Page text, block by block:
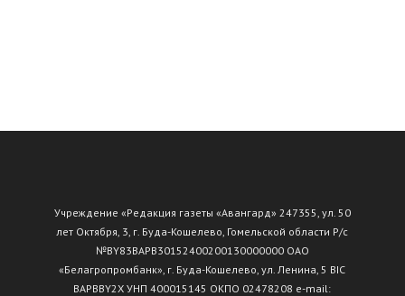
Учреждение «Редакция газеты «Авангард» 247355, ул. 50
лет Октября, 3, г. Буда-Кошелево, Гомельской области Р/с
№ВY83ВАРВ30152400200130000000 ОАО
«Белагропромбанк», г. Буда-Кошелево, ул. Ленина, 5 BIC
BAPBBY2X УНП 400015145 ОКПО 02478208 e-mail: